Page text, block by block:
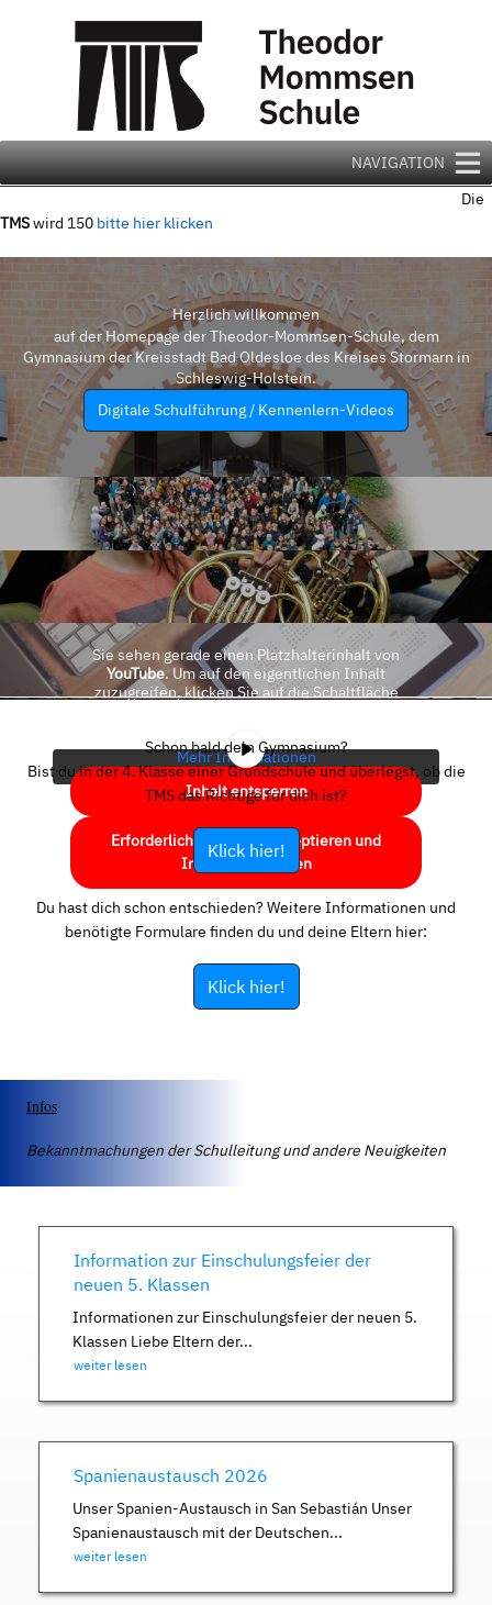
NAVIGATION
Die
TMSwird 150 bitte hier klicken
Herzlich willkommen
auf der Homepage der Theodor-Mommsen-Schule, dem
Gymnasium der Kreisstadt Bad Oldesloe des Kreises Stormarn in
Schleswig-Holstein.
Digitale Schulführung / Kennenlern-Videos
Sie sehen gerade einen Platzhalterinhalt von
YouTube. Um auf den eigentlichen Inhalt
zuzugreifen, klicken Sie auf die Schaltfläche
Mehr Informationen
Inhalt entsperren
Erforderlichen Service akzeptieren und
Inhalte entsperren
Schon bald dein Gymnasium?
Bist du in der 4. Klasse einer Grundschule und überlegst, ob die
TMS das Richtige für dich ist?
Klick hier!
Du hast dich schon entschieden? Weitere Informationen und
benötigte Formulare finden du und deine Eltern hier:
Klick hier!
Infos
Bekanntmachungen der Schulleitung und andere Neuigkeiten
Information zur Einschulungsfeier der
neuen 5. Klassen
Informationen zur Einschulungsfeier der neuen 5.
Klassen Liebe Eltern der...
weiter lesen
Spanienaustausch 2026
Unser Spanien-Austausch in San Sebastián Unser
Spanienaustausch mit der Deutschen...
weiter lesen